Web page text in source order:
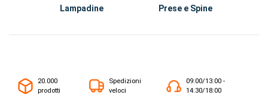
Lampadine Prese e Spine
20.000
prodotti
Spedizioni
veloci
09:00/13:00 -
14:30/18:00